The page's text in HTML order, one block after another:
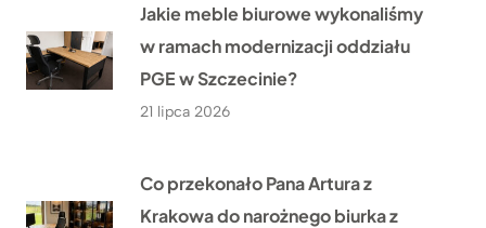
Jakie meble biurowe wykonaliśmy
w ramach modernizacji oddziału
PGE w Szczecinie?
21 lipca 2026
Co przekonało Pana Artura z
Krakowa do narożnego biurka z